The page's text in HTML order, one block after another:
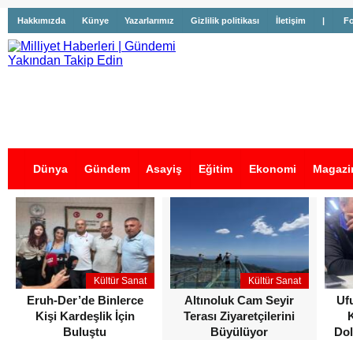
Hakkımızda Künye Yazarlarımız Gizlilik politikası İletişim |
Dünya Gündem Asayiş Eğitim Ekonomi
İş İlanları
Kültür Sanat
Eruh-Der’de Binlerce
Kişi Kardeşlik İçin
Buluştu
Kültür Sanat
Altınoluk Cam Seyir
Terası Ziyaretçilerini
Büyülüyor